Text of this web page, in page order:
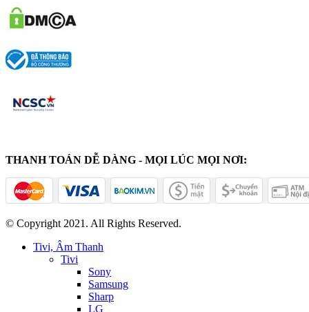
THANH TOÁN DỄ DÀNG - MỌI LÚC MỌI NƠI:
© Copyright 2021. All Rights Reserved.
Tivi, Âm Thanh
Tivi
Sony
Samsung
Sharp
LG